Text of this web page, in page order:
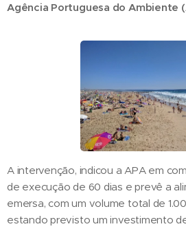
Agência Portuguesa do Ambiente
A intervenção, indicou a APA em
de execução de 60 dias e prevê a
emersa, com um volume total de
estando previsto um investimento